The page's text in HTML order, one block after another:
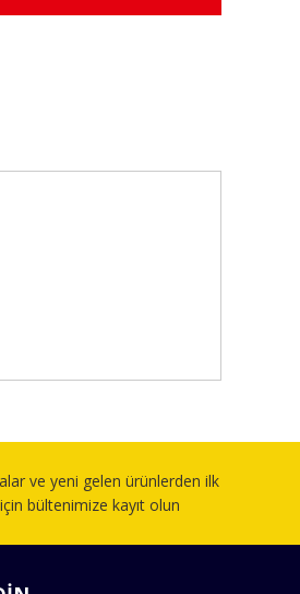
ve yeni gelen ürünlerden ilk
bültenimize kayıt olun